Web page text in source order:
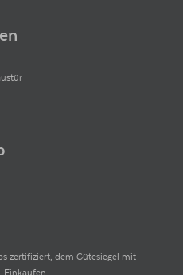
zertifiziert, dem Gütesiegel mit
Einkaufen.